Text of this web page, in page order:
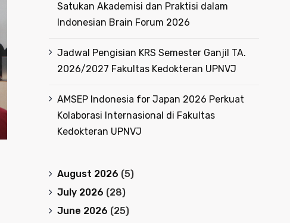
Satukan Akademisi dan Praktisi dalam
Indonesian Brain Forum 2026
Jadwal Pengisian KRS Semester Ganjil TA.
2026/2027 Fakultas Kedokteran UPNVJ
AMSEP Indonesia for Japan 2026 Perkuat
Kolaborasi Internasional di Fakultas
Kedokteran UPNVJ
August 2026 (5)
July 2026 (28)
June 2026 (25)